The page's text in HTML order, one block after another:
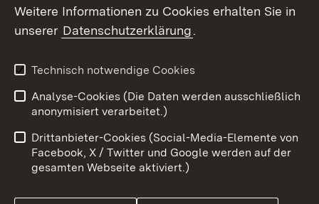
X / Twitter
Youtube
Impressum
Kontakt
Barrierefreiheit
Datenschutz
Cookies
Weitere Informationen zu Cookies erhalten Sie in
unserer Datenschutzerklärung.
Technisch notwendige Cookies
Analyse-Cookies (Die Daten werden ausschließlich
anonymisiert verarbeitet.)
Drittanbieter-Cookies (Social-Media-Elemente von
Facebook, X / Twitter und Google werden auf der
gesamten Webseite aktiviert.)